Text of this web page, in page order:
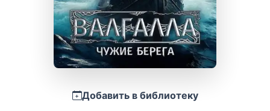
Добавить в библиотеку